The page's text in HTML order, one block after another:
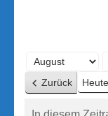
Monat
Jahr
Zurück Heute